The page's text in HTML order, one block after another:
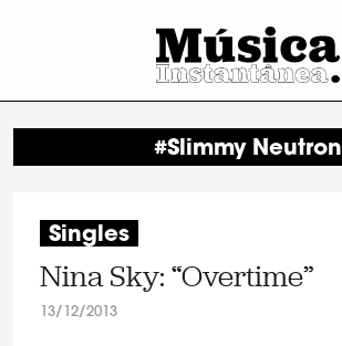
#Slimmy Neutron
Singles
Nina Sky: “Overtime”
13/12/2013